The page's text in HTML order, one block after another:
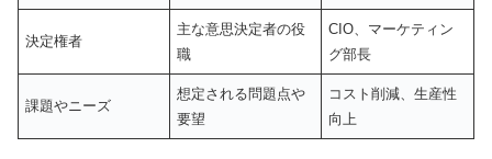
決定権者
主な意思決定者の役
職
CIO、マーケティン
グ部長
課題やニーズ
想定される問題点や
要望
コスト削減、生産性
向上